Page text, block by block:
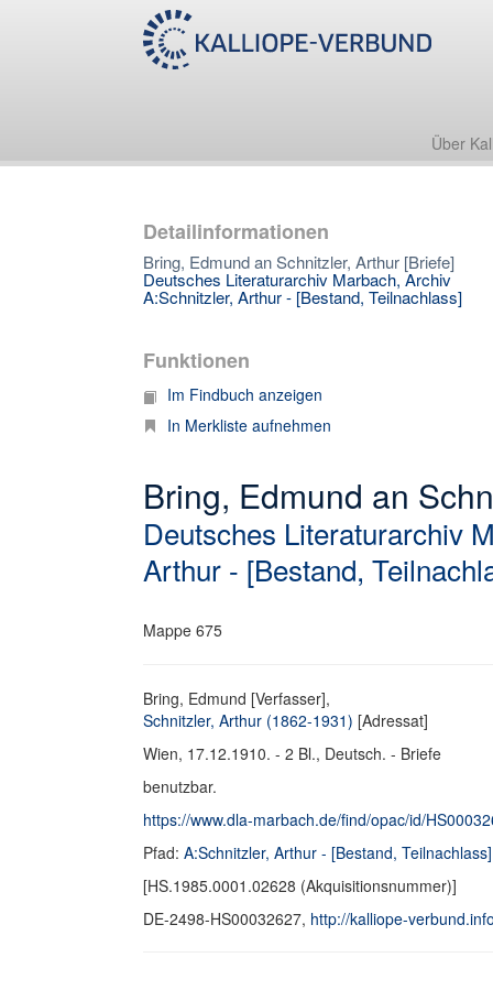
Über
Detailinformationen
Bring, Edmund an Schnitzler, Arthur [Briefe]
Deutsches Literaturarchiv Marbach, Archiv
A:Schnitzler, Arthur - [Bestand, Teilnachlass]
Funktionen
Im Findbuch anzeigen
In Merkliste aufnehmen
Bring, Edmund an
Deutsches Literaturarchiv
Arthur - [Bestand,
Mappe 675
Bring, Edmund [Verfasser],
Schnitzler, Arthur (1862-1931) [Adressat]
Wien, 17.12.1910. - 2 Bl., Deutsch. - Briefe
benutzbar.
https://www.dla-marbach.de/find/opac/id/
Pfad: A:Schnitzler, Arthur - [Bestand, Teilnachlass]
[HS.1985.0001.02628 (Akquisitionsnummer)]
DE-2498-HS00032627, http://kalliope-